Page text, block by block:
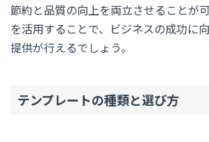
節約と品質の向上を両立させることが
を活用することで、ビジネスの成功に
提供が行えるでしょう。
テンプレートの種類と選び方